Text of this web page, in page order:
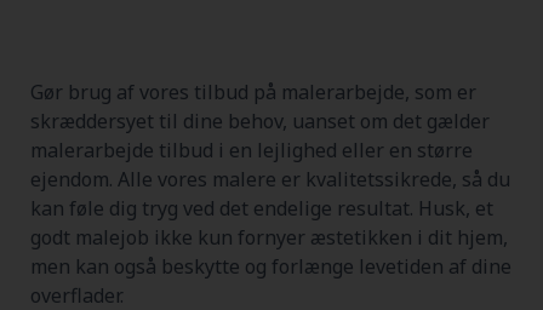
Gør brug af vores tilbud på malerarbejde, som er
skræddersyet til dine behov, uanset om det gælder
malerarbejde tilbud i en lejlighed eller en større
ejendom. Alle vores malere er kvalitetssikrede, så du
kan føle dig tryg ved det endelige resultat. Husk, et
godt malejob ikke kun fornyer æstetikken i dit hjem,
men kan også beskytte og forlænge levetiden af dine
overflader.